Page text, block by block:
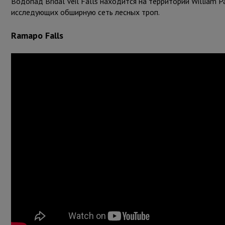
исследующих обширную сеть лесных троп.
Ramapo Falls